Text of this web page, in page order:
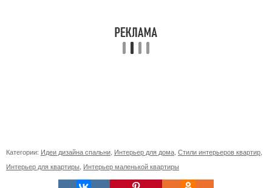
Категории: Идеи дизайна спальни, Интерьер для дома, Стили интерьеров квартир,
Интерьер для квартиры, Интерьер маленькой квартиры